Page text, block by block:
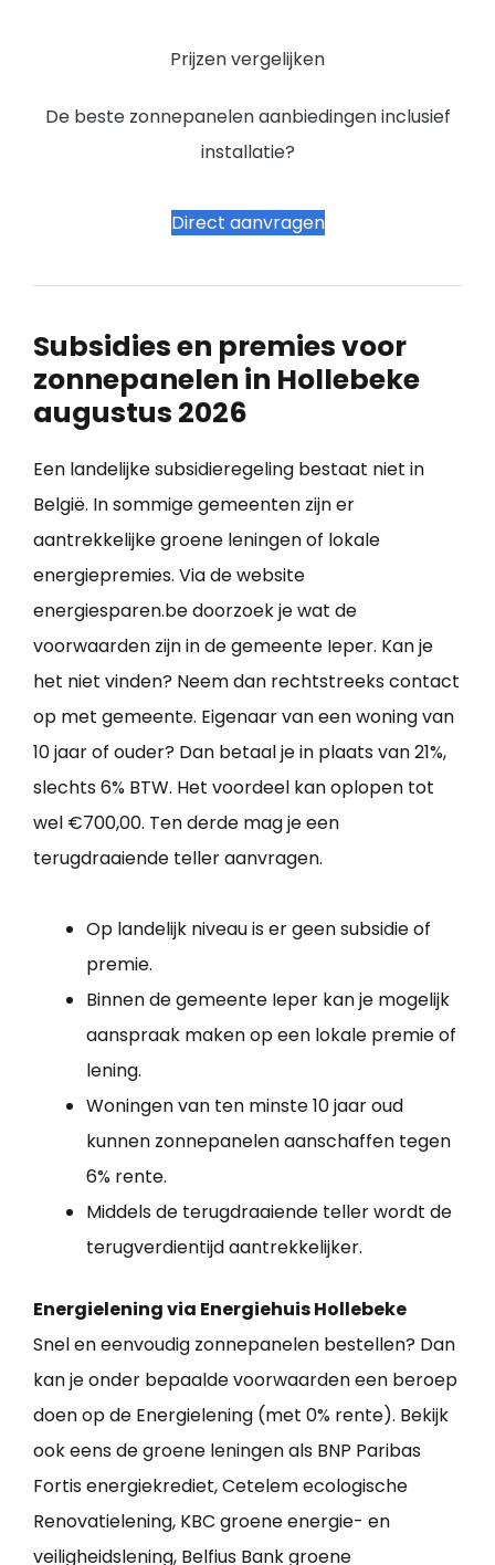
Prijzen vergelijken
De beste zonnepanelen aanbiedingen inclusief
installatie?
Direct aanvragen
Subsidies en premies voor
zonnepanelen in Hollebeke
augustus 2026
Een landelijke subsidieregeling bestaat niet in
België. In sommige gemeenten zijn er
aantrekkelijke groene leningen of lokale
energiepremies. Via de website
energiesparen.be doorzoek je wat de
voorwaarden zijn in de gemeente Ieper. Kan je
het niet vinden? Neem dan rechtstreeks contact
op met gemeente. Eigenaar van een woning van
10 jaar of ouder? Dan betaal je in plaats van 21%,
slechts 6% BTW. Het voordeel kan oplopen tot
wel €700,00. Ten derde mag je een
terugdraaiende teller aanvragen.
Op landelijk niveau is er geen subsidie of
premie.
Binnen de gemeente Ieper kan je mogelijk
aanspraak maken op een lokale premie of
lening.
Woningen van ten minste 10 jaar oud
kunnen zonnepanelen aanschaffen tegen
6% rente.
Middels de terugdraaiende teller wordt de
terugverdientijd aantrekkelijker.
Energielening via Energiehuis Hollebeke
Snel en eenvoudig zonnepanelen bestellen? Dan
kan je onder bepaalde voorwaarden een beroep
doen op de Energielening (met 0% rente). Bekijk
ook eens de groene leningen als BNP Paribas
Fortis energiekrediet, Cetelem ecologische
Renovatielening, KBC groene energie- en
veiligheidslening, Belfius Bank groene